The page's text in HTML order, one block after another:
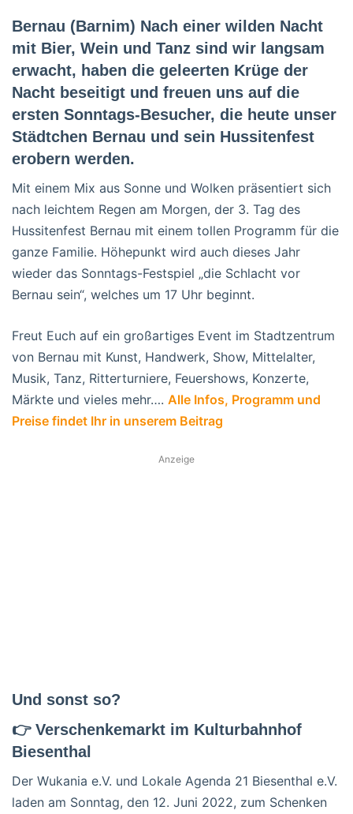
Bernau (Barnim) Nach einer wilden Nacht
mit Bier, Wein und Tanz sind wir langsam
erwacht, haben die geleerten Krüge der
Nacht beseitigt und freuen uns auf die
ersten Sonntags-Besucher, die heute unser
Städtchen Bernau und sein Hussitenfest
erobern werden.
Mit einem Mix aus Sonne und Wolken präsentiert sich
nach leichtem Regen am Morgen, der 3. Tag des
Hussitenfest Bernau mit einem tollen Programm für die
ganze Familie. Höhepunkt wird auch dieses Jahr
wieder das Sonntags-Festspiel „die Schlacht vor
Bernau sein“, welches um 17 Uhr beginnt.
Freut Euch auf ein großartiges Event im Stadtzentrum
von Bernau mit Kunst, Handwerk, Show, Mittelalter,
Musik, Tanz, Ritterturniere, Feuershows, Konzerte,
Märkte und vieles mehr…. Alle Infos, Programm und
Preise findet Ihr in unserem Beitrag
Anzeige
Und sonst so?
👉 Verschenkemarkt im Kulturbahnhof
Biesenthal
Der Wukania e.V. und Lokale Agenda 21 Biesenthal e.V.
laden am Sonntag, den 12. Juni 2022, zum Schenken